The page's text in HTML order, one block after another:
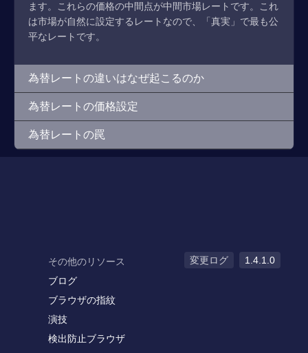
ます。これらの価格の中間点が中間市場レートです。これ
は市場が自然に設定するレートなので、「真実」で最も公
平なレートです。
為替レートの違いはなぜ起こるのか
為替レートの価格設定
為替レートの罠
その他のリソース
ブログ
ブラウザの指紋
演技
検出防止ブラウザ
変更ログ 1.4.1.0